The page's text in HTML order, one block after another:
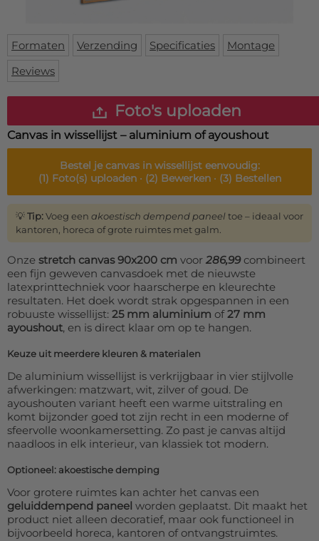
Skateboard deck
Inloggen
WhatsApp
Formaten Verzending Specificaties
Montage
Reviews
Foto's uploaden
Canvas in wissellijst – aluminium of ayoushout
Bestel jecanvas in wissellijsteenvoudig:
(1) Foto(s) uploaden · (2) Bewerken · (3) Bestellen
💡Tip:Voeg een akoestisch dempend paneel toe – ideaal voor
kantoren, horeca of grote ruimtes met galm.
Onze stretch canvas 90x200 cm voor 286,99combineert
een fijn geweven canvasdoek met de nieuwste
latexprinttechniek voor haarscherpe en kleurechte
resultaten. Het doek wordt strak opgespannen in een
robuuste wissellijst: 25 mm aluminium of27 mm
ayoushout, en is direct klaar om op te hangen.
Keuze uit meerdere kleuren & materialen
De aluminium wissellijst is verkrijgbaar in vier stijlvolle
afwerkingen: matzwart, wit, zilver of goud. De
ayoushouten variant heeft een warme uitstraling en
komt bijzonder goed tot zijn recht in een moderne of
sfeervolle woonkamersetting. Zo past je canvas altijd
naadloos in elk interieur, van klassiek tot modern.
Optioneel: akoestische demping
Voor grotere ruimtes kan achter het canvas een
geluiddempend paneel worden geplaatst. Dit maakt het
product niet alleen decoratief, maar ook functioneel in
bijvoorbeeld horeca, kantoren of ontvangstruimtes.